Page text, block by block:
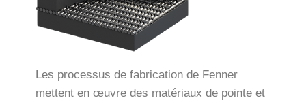
Les processus de fabrication de Fenner
mettent en œuvre des matériaux de pointe et